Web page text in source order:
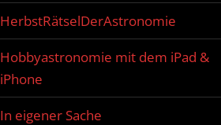
HerbstRätselDerAstronomie
Hobbyastronomie mit dem iPad &
iPhone
In eigener Sache